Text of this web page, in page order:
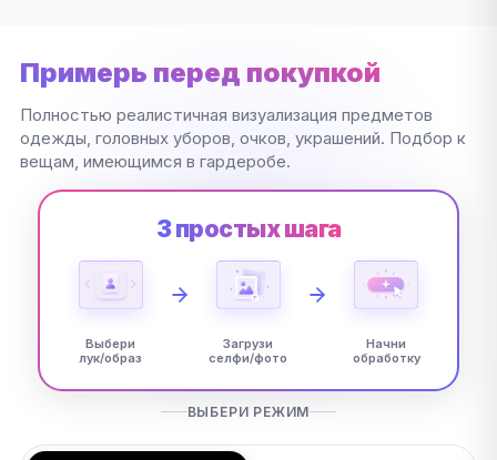
Примерь перед покупкой
Полностью реалистичная визуализация предметов
одежды, головных уборов, очков, украшений. Подбор к
вещам, имеющимся в гардеробе.
3 простых шага
Выбери
лук/образ
Загрузи
селфи/фото
Начни
обработку
ВЫБЕРИ РЕЖИМ